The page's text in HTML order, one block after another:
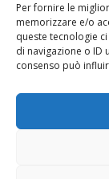
Per fornire le
memorizzare e/o
queste tecnologie
di navigazione o ID
consenso può